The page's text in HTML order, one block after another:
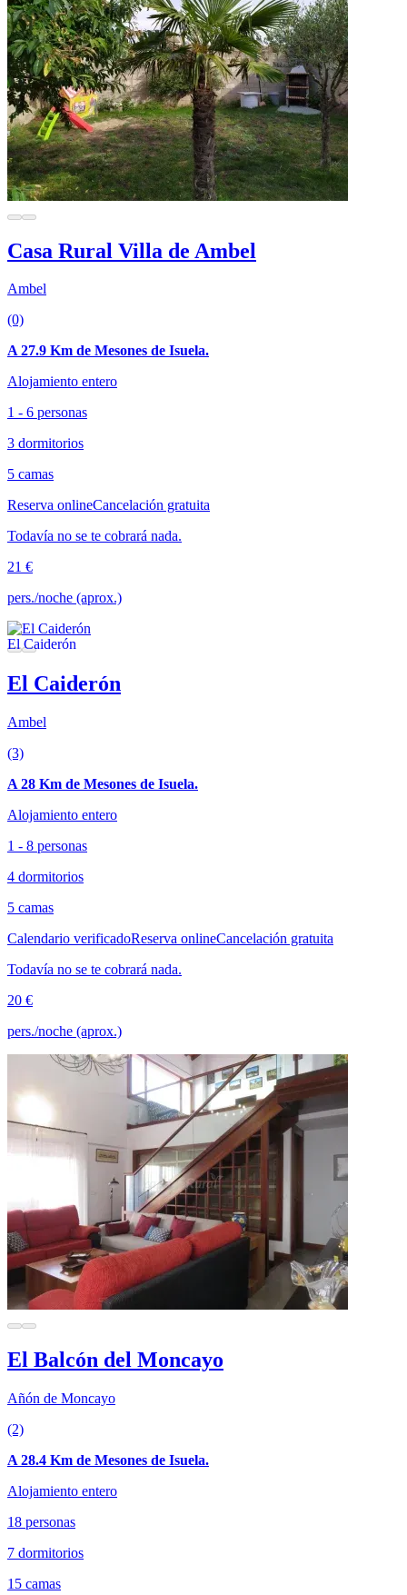
Casa Rural Villa de Ambel
Ambel
(0)
A 27.9 Km de Mesones de Isuela.
Alojamiento entero
1 - 6 personas
3 dormitorios
5 camas
Reserva onlineCancelación gratuita
Todavía no se te cobrará nada.
21 €
pers./noche (aprox.)
El Caiderón
Ambel
(3)
A 28 Km de Mesones de Isuela.
Alojamiento entero
1 - 8 personas
4 dormitorios
5 camas
Calendario verificadoReserva onlineCancelación gratuita
Todavía no se te cobrará nada.
20 €
pers./noche (aprox.)
El Balcón del Moncayo
Añón de Moncayo
(2)
A 28.4 Km de Mesones de Isuela.
Alojamiento entero
18 personas
7 dormitorios
15 camas